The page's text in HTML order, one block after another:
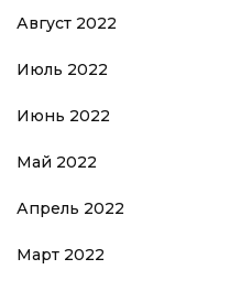
Август 2022
Июль 2022
Июнь 2022
Май 2022
Апрель 2022
Март 2022